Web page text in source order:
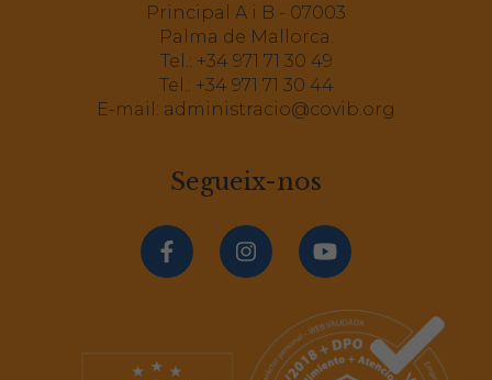
Principal A i B - 07003
Palma de Mallorca.
Tel.: +34 971 71 30 49
Tel.: +34 971 71 30 44
E-mail: administracio@covib.org
Segueix-nos